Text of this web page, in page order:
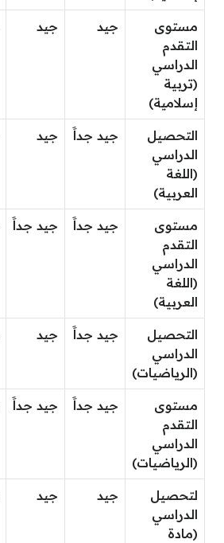
مستوى
التقدم
الدراسي
(تربية
إسلامية)
جيد جيد
التحصيل
الدراسي
(اللغة
العربية)
جيد جداََ جيد
مستوى
التقدم
الدراسي
(اللغة
العربية)
جيد جداََ جيد جداََ
التحصيل
الدراسي
(الرياضيات)
جيد جداََ جيد
مستوى
التقدم
الدراسي
(الرياضيات)
جيد جداََ جيد جداََ
لتحصيل
الدراسي
(مادة
جيد جيد